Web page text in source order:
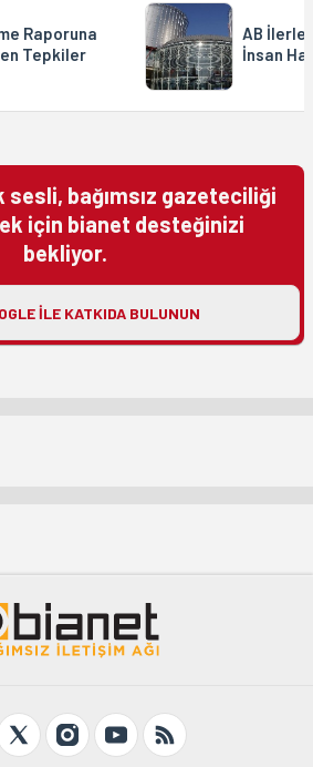
Raporuna
Tepkiler
AB
İnsan
sesli, bağımsız gazeteciliği
için bianet desteğinizi
bekliyor.
ILE KATKIDA BULUNUN